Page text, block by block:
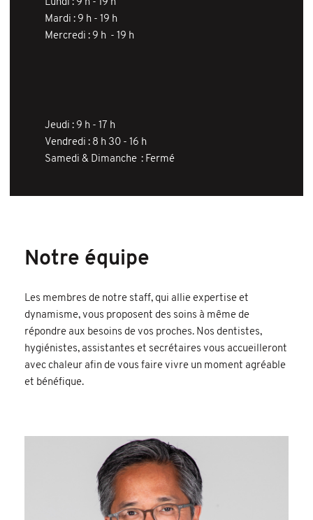
Lundi : 9 h - 19 h
Mardi : 9 h - 19 h
Mercredi : 9 h - 19 h
Jeudi : 9 h - 17 h
Vendredi : 8 h 30 - 16 h
Samedi & Dimanche : Fermé
Notre équipe
Les membres de notre staff, qui allie expertise et
dynamisme, vous proposent des soins à même de
répondre aux besoins de vos proches. Nos dentistes,
hygiénistes, assistantes et secrétaires vous accueilleront
avec chaleur afin de vous faire vivre un moment agréable
et bénéfique.